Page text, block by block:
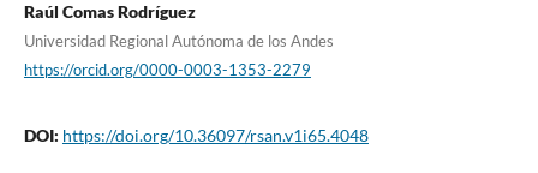
Raúl Comas Rodríguez
Universidad Regional Autónoma de los Andes
https://orcid.org/0000-0003-1353-2279
DOI: https://doi.org/10.36097/rsan.v1i65.4048